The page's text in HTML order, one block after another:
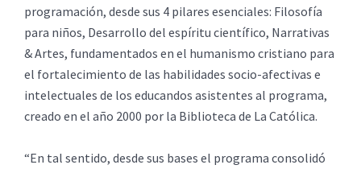
programación, desde sus 4 pilares esenciales: Filosofía
para niños, Desarrollo del espíritu científico, Narrativas
& Artes, fundamentados en el humanismo cristiano para
el fortalecimiento de las habilidades socio-afectivas e
intelectuales de los educandos asistentes al programa,
creado en el año 2000 por la Biblioteca de La Católica.
“En tal sentido, desde sus bases el programa consolidó